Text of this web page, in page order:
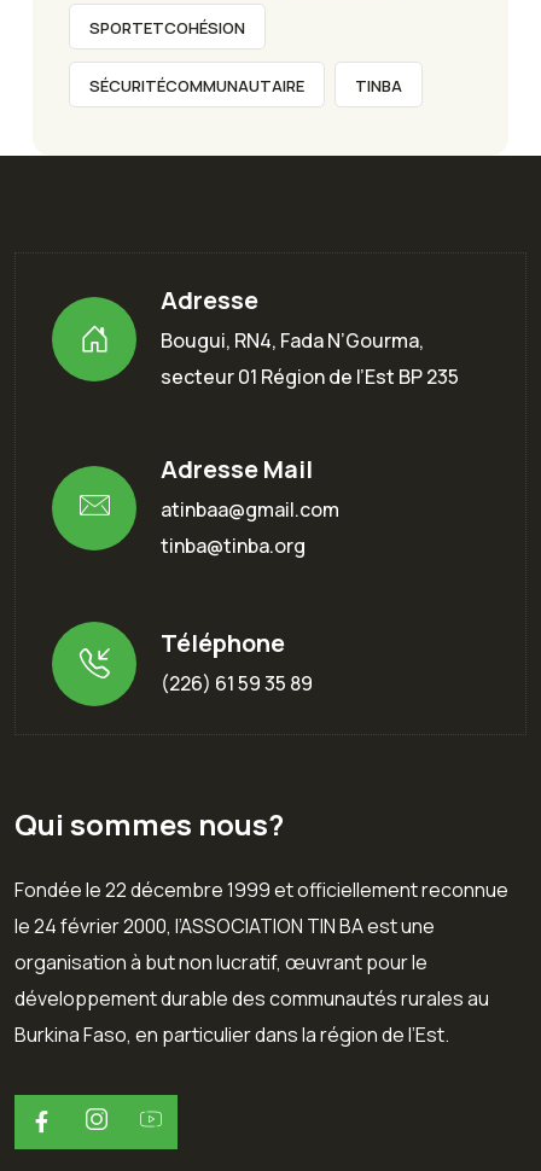
SPORTETCOHÉSION
SÉCURITÉCOMMUNAUTAIRE TINBA
Adresse
Bougui, RN4, Fada N’Gourma,
secteur 01 Région de l’Est BP 235
Adresse Mail
atinbaa@gmail.com
tinba@tinba.org
Téléphone
(226) 61 59 35 89
Qui sommes nous?
Fondée le 22 décembre 1999 et officiellement reconnue
le 24 février 2000, l’ASSOCIATION TIN BA est une
organisation à but non lucratif, œuvrant pour le
développement durable des communautés rurales au
Burkina Faso, en particulier dans la région de l’Est.